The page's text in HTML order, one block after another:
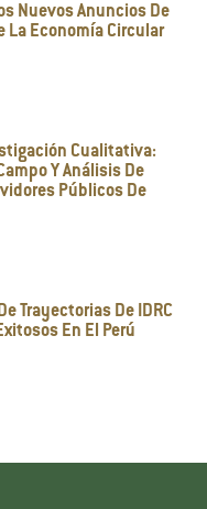
Nuevos Anuncios De
La Economía Circular
Cualitativa:
Y Análisis De
Públicos De
Trayectorias De IDRC
En El Perú